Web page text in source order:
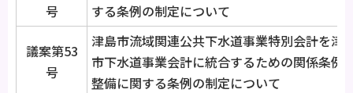
号
する条例の制定について
議案第53
号
津島市流域関連公共下水道事業特別会計を津
市下水道事業会計に統合するための関係条例
整備に関する条例の制定について